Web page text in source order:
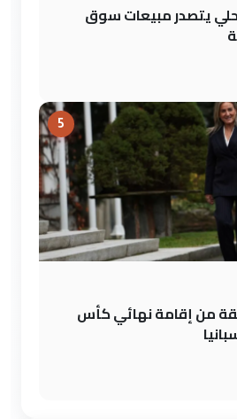
يتصدر مبيعات سوق
5
من إقامة نهائي كأس